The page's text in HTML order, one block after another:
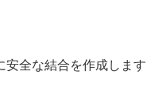
安全な結合を作成しま